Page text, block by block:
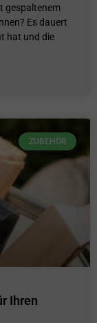
gespaltenem
Es dauert
hat und die
ZUBEHÖR
Ihren